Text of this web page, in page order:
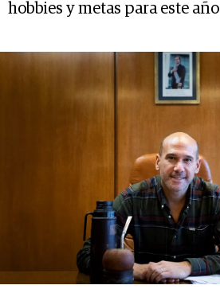
hobbies y metas para este año